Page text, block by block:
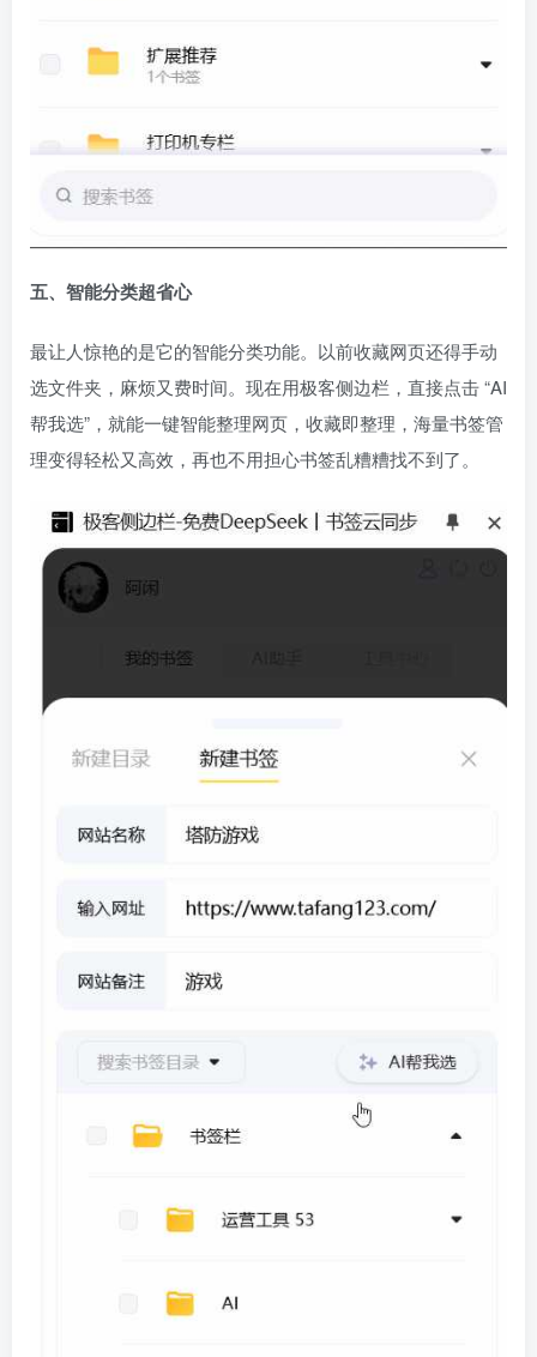
五、智能分类超省心
最让人惊艳的是它的智能分类功能。以前收藏网页还得手动
选文件夹，麻烦又费时间。现在用极客侧边栏，直接点击 “AI
帮我选”，就能一键智能整理网页，收藏即整理，海量书签管
理变得轻松又高效，再也不用担心书签乱糟糟找不到了。